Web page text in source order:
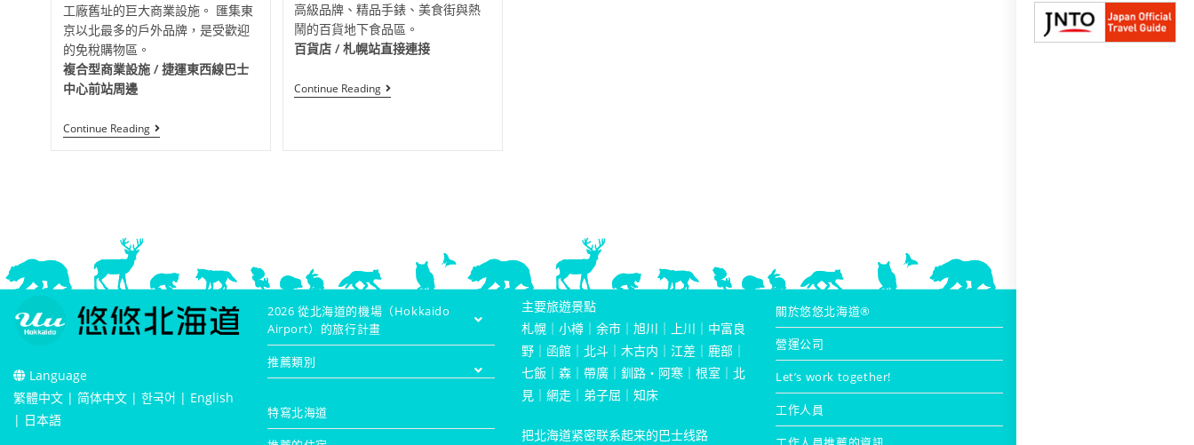
工廠舊址的巨大商業設施。 匯集東
京以北最多的戶外品牌，是受歡迎
的免稅購物區。
複合型商業設施 / 捷運東西線巴士
中心前站周邊
Continue Reading
高級品牌、精品手錶、美食街與熱
鬧的百貨地下食品區。
百貨店 / 札幌站直接連接
Continue Reading
Language
繁體中文 | 简体中文 | 한국어 | English
| 日本語
2026 從北海道的機場（Hokkaido
Airport）的旅行計畫
推薦類別
特寫北海道
主要旅遊景點
札幌 ｜ 小樽 ｜ 余市 ｜ 旭川 ｜ 上川 ｜ 中富良
野 ｜ 函館 ｜ 北斗 ｜ 木古内 ｜ 江差 ｜ 鹿部 ｜
七飯 ｜ 森 ｜ 帶廣 ｜ 釧路・阿寒 ｜ 根室 ｜ 北
見 ｜ 網走 ｜ 弟子屈 ｜ 知床
把北海道紧密联系起来的巴士线路
關於悠悠北海道®
營運公司
Let’s work together!
工作人員